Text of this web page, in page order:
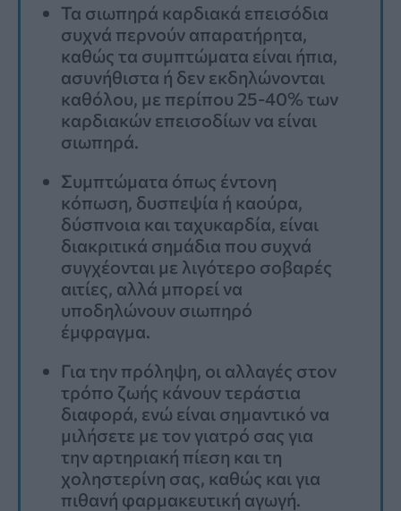
Τα σιωπηρά καρδιακά επεισόδια
συχνά περνούν απαρατήρητα,
καθώς τα συμπτώματα είναι ήπια,
ασυνήθιστα ή δεν εκδηλώνονται
καθόλου, με περίπου 25-40% των
καρδιακών επεισοδίων να είναι
σιωπηρά.
Συμπτώματα όπως έντονη
κόπωση, δυσπεψία ή καούρα,
δύσπνοια και ταχυκαρδία, είναι
διακριτικά σημάδια που συχνά
συγχέονται με λιγότερο σοβαρές
αιτίες, αλλά μπορεί να
υποδηλώνουν σιωπηρό
έμφραγμα.
Για την πρόληψη, οι αλλαγές στον
τρόπο ζωής κάνουν τεράστια
διαφορά, ενώ είναι σημαντικό να
μιλήσετε με τον γιατρό σας για
την αρτηριακή πίεση και τη
χοληστερίνη σας, καθώς και για
πιθανή φαρμακευτική αγωγή.